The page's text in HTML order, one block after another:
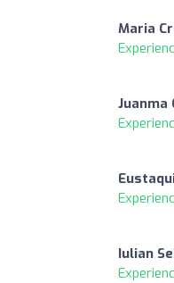
Maria
Juanma
Iulian